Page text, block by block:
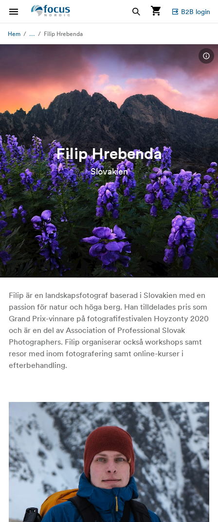
B2B login
Hem ... Filip Hrebenda
Filip Hrebenda
Slovakien
Filip är en landskapsfotograf baserad i Slovakien med en
passion för natur och höga berg. Han tilldelades pris som
Grand Prix-vinnare på fotografifestivalen Hoyzonty 2020
och är en del av Association of Professional Slovak
Photographers. Filip organiserar också workshops samt
resor med inom fotografering samt online-kurser i
efterbehandling.